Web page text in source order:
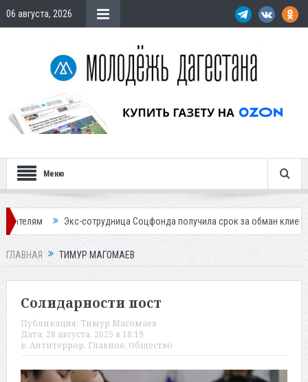
06 августа, 2026
Меню
Соцфонда получила срок за обман клиентов Жителей
ГЛАВНАЯ ТИМУР МАГОМАЕВ
Солидарности пост
Публикация: Тимур Магомаев
Дата: 28 августа, 2025 в 18:19
в: Антитеррор, Главное, Общество